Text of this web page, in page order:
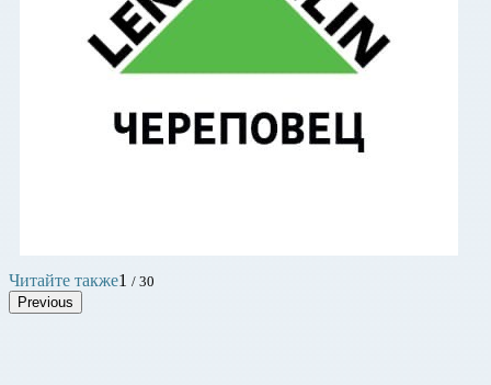
Читайте также1 / 30
Previous